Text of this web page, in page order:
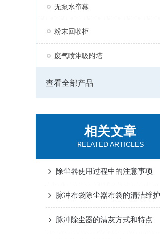
无泵水帘幕
粉末回收柜
废气喷淋吸附塔
查看全部产品
相关文章
RELATED ARTICLES
除尘器使用过程中的注意事项
脉冲布袋除尘器布袋的清洁维护
脉冲除尘器的清灰方式和特点